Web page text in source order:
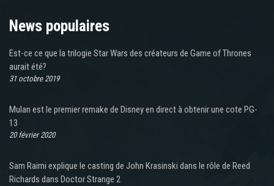
News populaires
Est-ce ce que la trilogie Star Wars des créateurs de Game of Thrones
aurait été?
31 octobre 2019
Mulan est le premier remake de Disney en direct à obtenir une cote PG-
13
20 février 2020
Sam Raimi explique le casting de John Krasinski dans le rôle de Reed
Richards dans Doctor Strange 2